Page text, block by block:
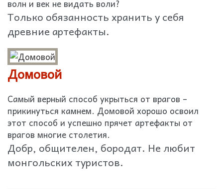
волн и век не видать воли?
Только обязанность хранить у себя
древние артефакты.
Домовой
Самый верный способ укрыться от врагов –
прикинуться камнем. Домовой хорошо освоил
этот способ и успешно прячет артефакты от
врагов многие столетия.
Добр, общителен, бородат. Не любит
монгольских туристов.